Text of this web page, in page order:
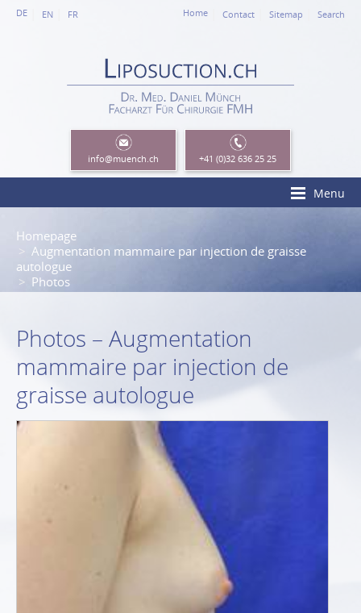
DE EN FR Home Contact Sitemap Search
Menu
Homepage
Augmentation mammaire par injection de graisse
autologue
Photos
Photos – Augmentation
mammaire par injection de
graisse autologue
info@muench.ch +41 (0)32 636 25 25